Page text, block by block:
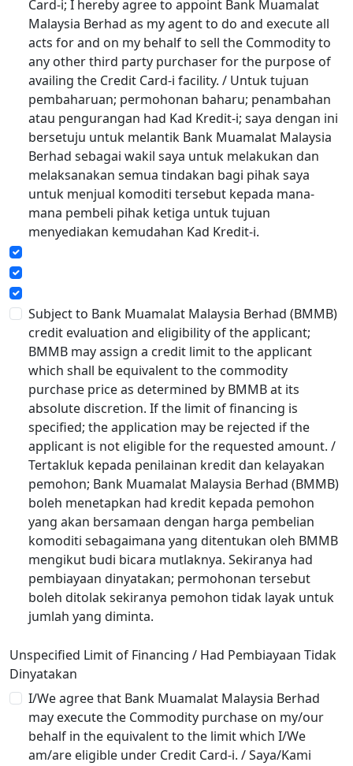
Card-i; I hereby agree to appoint Bank Muamalat
Malaysia Berhad as my agent to do and execute all
acts for and on my behalf to sell the Commodity to
any other third party purchaser for the purpose of
availing the Credit Card-i facility. / Untuk tujuan
pembaharuan; permohonan baharu; penambahan
atau pengurangan had Kad Kredit-i; saya dengan ini
bersetuju untuk melantik Bank Muamalat Malaysia
Berhad sebagai wakil saya untuk melakukan dan
melaksanakan semua tindakan bagi pihak saya
untuk menjual komoditi tersebut kepada mana-
mana pembeli pihak ketiga untuk tujuan
menyediakan kemudahan Kad Kredit-i.
Subject to Bank Muamalat Malaysia Berhad (BMMB)
credit evaluation and eligibility of the applicant;
BMMB may assign a credit limit to the applicant
which shall be equivalent to the commodity
purchase price as determined by BMMB at its
absolute discretion. If the limit of financing is
specified; the application may be rejected if the
applicant is not eligible for the requested amount. /
Tertakluk kepada penilainan kredit dan kelayakan
pemohon; Bank Muamalat Malaysia Berhad (BMMB)
boleh menetapkan had kredit kepada pemohon
yang akan bersamaan dengan harga pembelian
komoditi sebagaimana yang ditentukan oleh BMMB
mengikut budi bicara mutlaknya. Sekiranya had
pembiayaan dinyatakan; permohonan tersebut
boleh ditolak sekiranya pemohon tidak layak untuk
jumlah yang diminta.
Unspecified Limit of Financing / Had Pembiayaan Tidak
Dinyatakan
I/We agree that Bank Muamalat Malaysia Berhad
may execute the Commodity purchase on my/our
behalf in the equivalent to the limit which I/We
am/are eligible under Credit Card-i. / Saya/Kami